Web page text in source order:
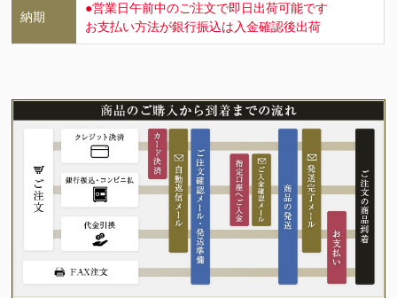
納期
●営業日午前中のご注文で即日出荷可能です
お支払い方法が銀行振込は入金確認後出荷